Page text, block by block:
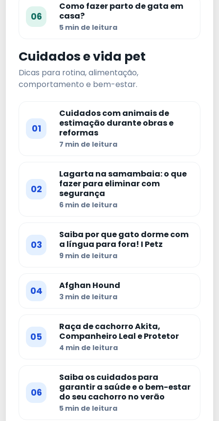
06
Como fazer parto de gata em
casa?
5 min de leitura
Cuidados e vida pet
Dicas para rotina, alimentação,
comportamento e bem-estar.
01
Cuidados com animais de
estimação durante obras e
reformas
7 min de leitura
02
Lagarta na samambaia: o que
fazer para eliminar com
segurança
6 min de leitura
03
Saiba por que gato dorme com
a língua para fora! I Petz
9 min de leitura
04 Afghan Hound
3 min de leitura
05
Raça de cachorro Akita,
Companheiro Leal e Protetor
4 min de leitura
06
Saiba os cuidados para
garantir a saúde e o bem-estar
do seu cachorro no verão
5 min de leitura